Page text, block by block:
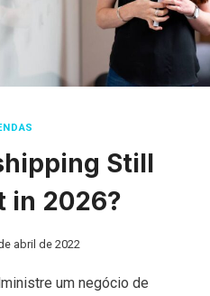
Still
in 2026?
abril de 2022
um negócio de